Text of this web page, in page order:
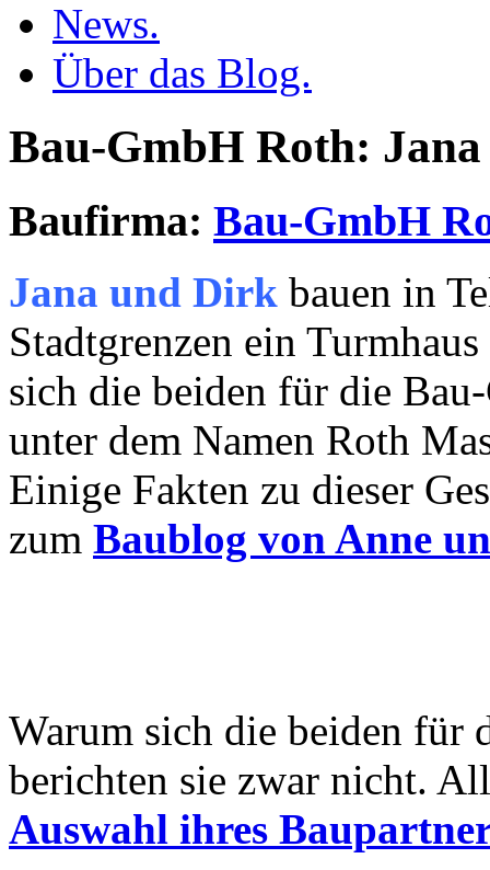
News.
Über das Blog.
Bau-GmbH Roth:
Baufirma: Bau-GmbH
Jana und Dirk bauen in
Stadtgrenzen ein
sich die beiden für die
unter dem Namen Roth
Einige Fakten zu dieser
zum Baublog von Anne
Warum sich die beiden für
berichten sie zwar nicht.
Auswahl ihres